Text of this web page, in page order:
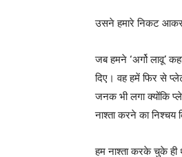
उसने हमारे निकट आकर
जब हमने ‘अर्गो लावू’
दिए। वह हमें फिर से
जनक भी लगा क्योंकि
नाश्ता करने का निश्चय
हम नाश्ता करके चुके ही